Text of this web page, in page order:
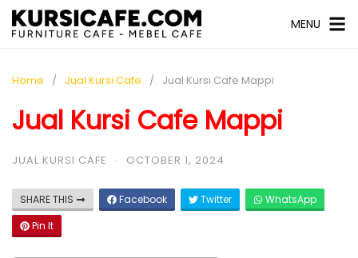
MENU
Home Jual Kursi Cafe Jual Kursi Cafe Mappi
Jual Kursi Cafe Mappi
JUAL KURSI CAFE · OCTOBER 1, 2024
SHARE THIS Facebook Twitter
WhatsApp
Pin It